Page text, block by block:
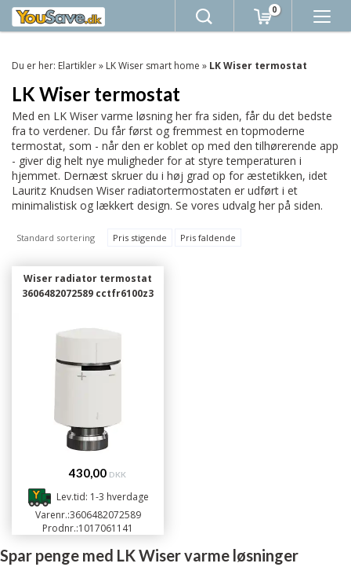
0
Du er her: Elartikler» LK Wiser smart home » LK Wiser termostat
LK Wiser termostat
Med en LK Wiser varme løsning her fra siden, får du det bedste
fra to verdener. Du får først og fremmest en topmoderne
termostat, som - når den er koblet op med den tilhørerende app
- giver dig helt nye muligheder for at styre temperaturen i
hjemmet. Dernæst skruer du i høj grad op for æstetikken, idet
Lauritz Knudsen Wiser radiatortermostaten er udført i et
minimalistisk og lækkert design. Se vores udvalg her på siden.
Standard sortering Pris stigende Pris faldende
Wiser radiator termostat
3606482072589 cctfr6100z3
430,00 DKK
Lev.tid: 1-3 hverdage
Varenr.:3606482072589
Prodnr.:1017061141
Spar penge med LK Wiser varme løsninger